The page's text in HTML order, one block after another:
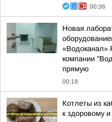
00:36
Новая
«Водоканал»
компании
прямую
00:18
Котлеты из
к здоровому